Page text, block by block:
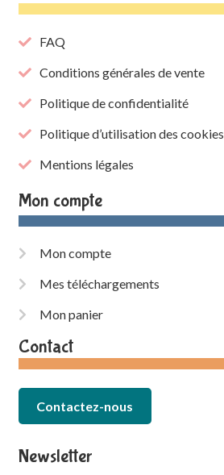
FAQ
Conditions générales de vente
Politique de confidentialité
Politique d’utilisation des cookies
Mentions légales
Mon compte
Mon compte
Mes téléchargements
Mon panier
Contact
Contactez-nous
Newsletter